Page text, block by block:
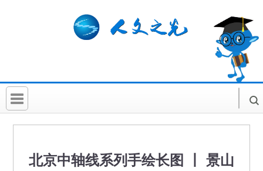
首 页
北京中轴线系列手绘长图 丨 景山